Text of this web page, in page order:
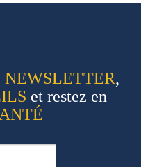
NEWSLETTER,
et restez en